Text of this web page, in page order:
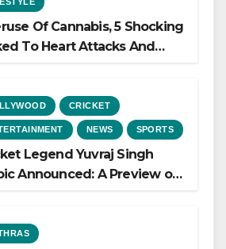
Of Cannabis, 5 Shocking
To Heart Attacks And
CRICKET
NEWS SPORTS
Legend Yuvraj Singh
Announced: A Preview of